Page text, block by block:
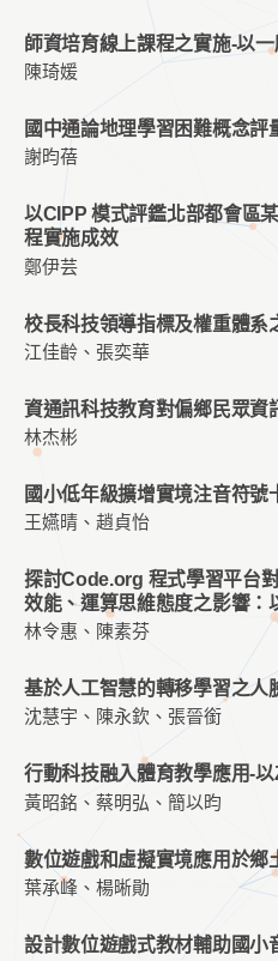
師資培育線上課程之實施-以
陳琦媛
國中通論地理學習困難概念評
謝昀蓓
以CIPP 模式評鑑北部都會區
程實施成效
鄭伊芸
校長科技領導指標及權重體系
江佳齡、張奕華
資通訊科技教育對偏鄉民眾資
林杰彬
國小低年級擴增實境注音符號
王嬿晴、趙貞怡
探討Code.org 程式學習平台
效能、運算思維態度之影響：
林令惠、陳素芬
基於人工智慧的轉移學習之人
沈慧宇、陳永欽、張晉銜
行動科技融入體育教學應用-
黃昭銘、蔡明弘、簡以昀
數位遊戲和虛擬實境應用於鄉
葉承峰、楊晰勛
設計數位遊戲式教材輔助國小